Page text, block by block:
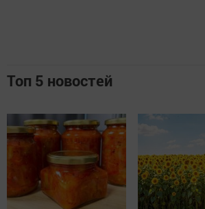
Топ 5 новостей